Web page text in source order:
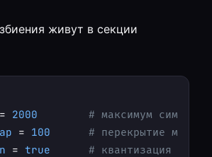
живут в секции
= 2000
# максимум
= 100
# перекрытие между
= true
# квантизация